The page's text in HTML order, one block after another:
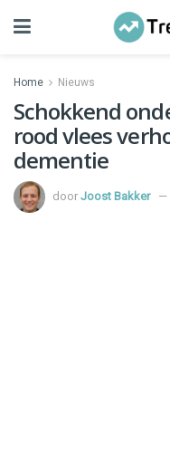
Home Nieuws
Schokkend
rood vlees
dementie
door Joost Bakker